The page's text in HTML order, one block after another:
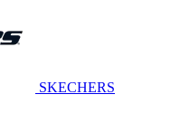
SKECHERS